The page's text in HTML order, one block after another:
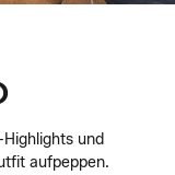
und
aufpeppen.